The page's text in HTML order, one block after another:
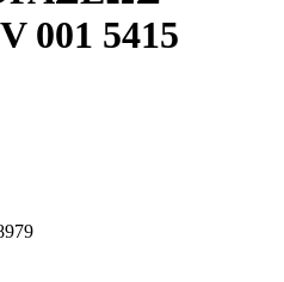
001 5415